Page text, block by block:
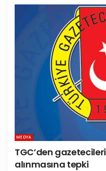
MEDYA
TGC’den
alınmasına tepki